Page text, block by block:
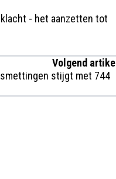
- het aanzetten tot
Volgend artikel
stijgt met 744